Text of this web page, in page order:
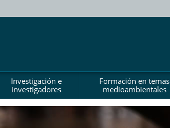
Investigación e
investigadores
Formación en temas
medioambientales